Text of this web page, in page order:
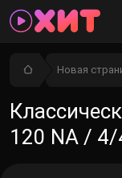
Новая
120 NA / 4/